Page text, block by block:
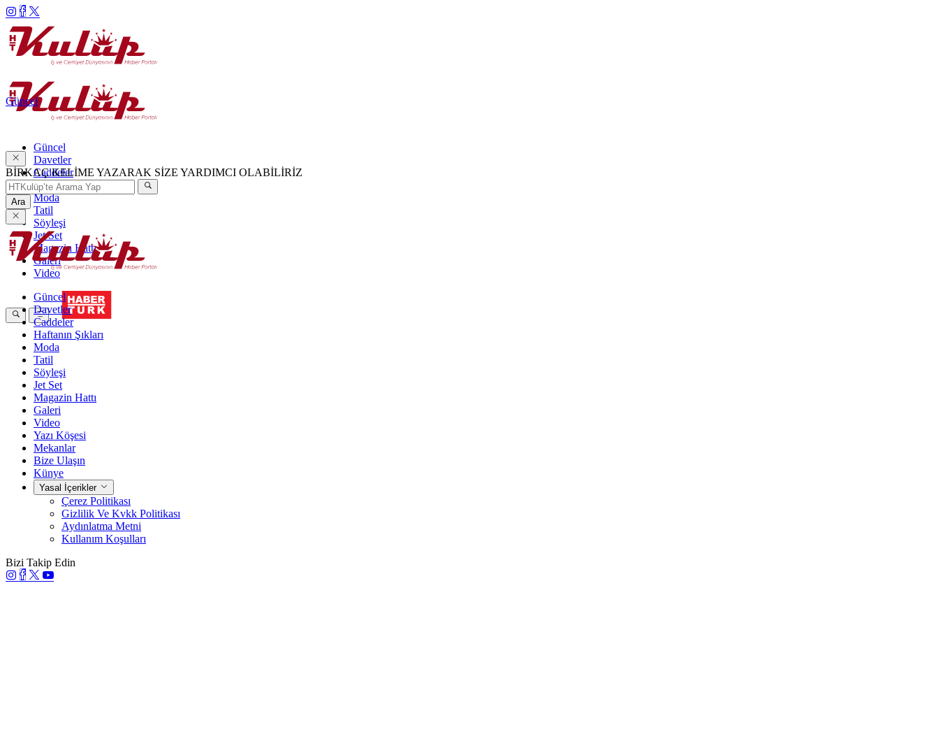
Güncel
Davetler
Caddeler
Haftanın Şıkları
Moda
Tatil
Söyleşi
Jet Set
Magazin Hattı
Galeri
Video
Güncel
BİRKAÇ KELİME YAZARAK SİZE YARDIMCI OLABİLİRİZ
Ara
Güncel
Davetler
Caddeler
Haftanın Şıkları
Moda
Tatil
Söyleşi
Jet Set
Magazin Hattı
Galeri
Video
Yazı Köşesi
Mekanlar
Bize Ulaşın
Künye
Yasal İçerikler
Çerez Politikası
Gizlilik Ve Kvkk Politikası
Aydınlatma Metni
Kullanım Koşulları
Bizi Takip Edin